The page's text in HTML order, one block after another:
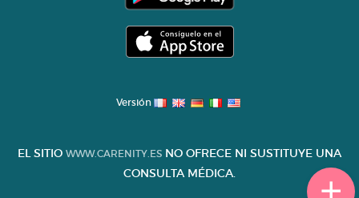
Versión
EL SITIO WWW.CARENITY.ES NO OFRECE NI SUSTITUYE UNA
CONSULTA MÉDICA.